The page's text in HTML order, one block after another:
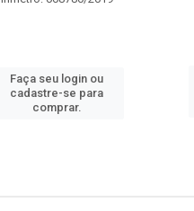
Faça seu login ou
cadastre-se para
comprar.